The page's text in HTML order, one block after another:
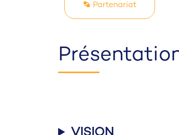
Partenariat